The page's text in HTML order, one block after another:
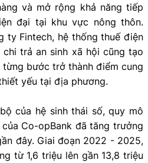
và mở rộng khả năng tiếp
đại tại khu vực nông thôn.
ty Fintech, hệ thống thuế điện
trả an sinh xã hội cũng tạo
bước trở thành điểm cung
yếu tại địa phương.
của hệ sinh thái số, quy mô
Co-opBank đã tăng trưởng
đây. Giai đoạn 2022 - 2025,
từ 1,6 triệu lên gần 13,8 triệu